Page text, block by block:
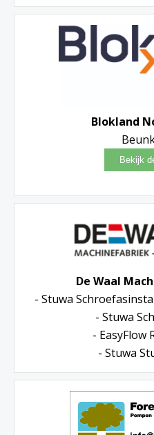
Blokland
De Waal
- Stuwa
- Stuwa
- EasyFlow
- Stuwa